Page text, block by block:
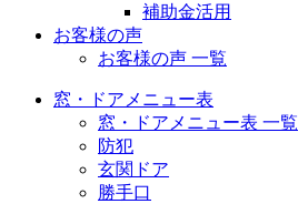
補助金活用
お客様の声
お客様の声 一覧
窓・ドアメニュー表
窓・ドアメニュー表 一覧
防犯
玄関ドア
勝手口